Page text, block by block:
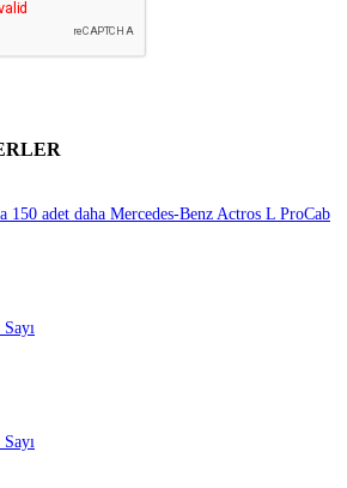
150 adet daha Mercedes-Benz Actros L ProCab